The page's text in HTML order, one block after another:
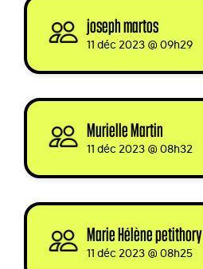
joseph martos
11 déc 2023 @ 09h29
Murielle Martin
11 déc 2023 @ 08h32
Marie Hélène petithory
11 déc 2023 @ 08h25